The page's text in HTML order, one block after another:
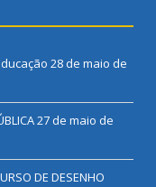
28 de maio de
27 de maio de
DE DESENHO